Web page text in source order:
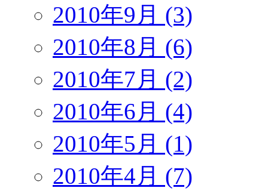
2010年9月 (3)
2010年8月 (6)
2010年7月 (2)
2010年6月 (4)
2010年5月 (1)
2010年4月 (7)